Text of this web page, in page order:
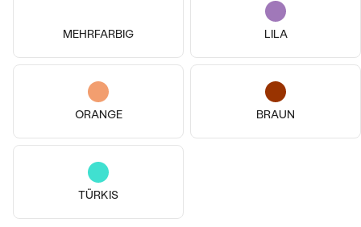
MEHRFARBIG LILA
ORANGE BRAUN
TÜRKIS
14 Karat Weißgold, Ohne Stein 14 Karat Weißgold, Ohne Stein